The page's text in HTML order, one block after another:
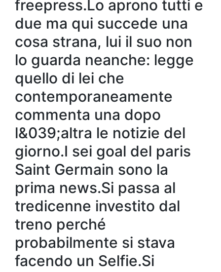
freepress.Lo aprono tutti e
due ma qui succede una
cosa strana, lui il suo non
lo guarda neanche: legge
quello di lei che
contemporaneamente
commenta una dopo
l&039;altra le notizie del
giorno.I sei goal del paris
Saint Germain sono la
prima news.Si passa al
tredicenne investito dal
treno perché
probabilmente si stava
facendo un Selfie.Si